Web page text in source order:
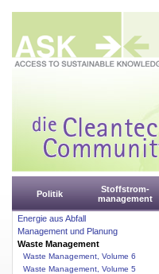
Politik
Stoffstrom-
management
Energie aus Abfall
Management und Planung
Waste Management
Waste Management, Volume 6
Waste Management, Volume 5